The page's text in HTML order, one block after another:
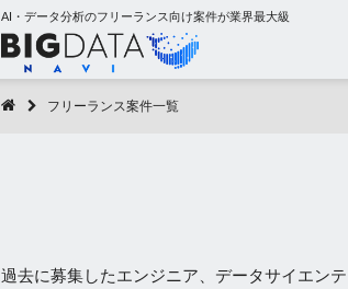
AI・データ分析のフリーランス向け案件が業界最大級
フリーランス案件一覧
過去に募集したエンジニア、データサイエン